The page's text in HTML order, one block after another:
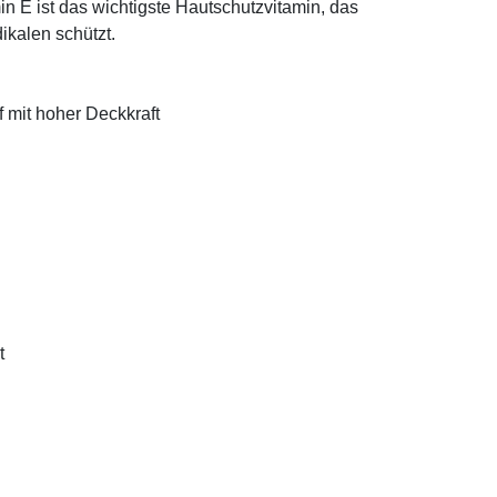
E ist das wichtigste Hautschutzvitamin, das
schützt.
mit hoher Deckkraft